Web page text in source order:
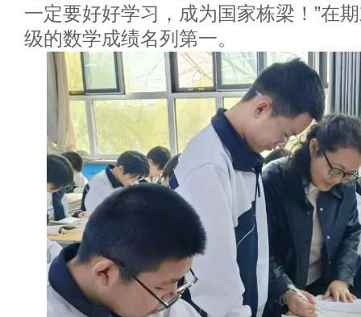
一定要好好学习，成为国家栋梁！”在
级的数学成绩名列第一。